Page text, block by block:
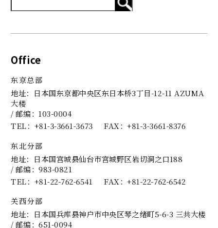
Office
东京总部
地址：日本国东京都中央区东日本桥3丁目-12-11 AZUMA
大楼
/ 邮编：103-0004
TEL
+81-3-3661-3673 FAX
+81-3-3661-8376
东北分部
地址：日本国宫城县仙台市宫城野区岩切洞之口188
/ 邮编：983-0821
TEL
+81-22-762-6541 FAX
+81-22-762-6542
关西分部
地址：日本国兵库县神户市中央区琴之绪町5-6-3 三共大楼
/ 邮编：651-0094